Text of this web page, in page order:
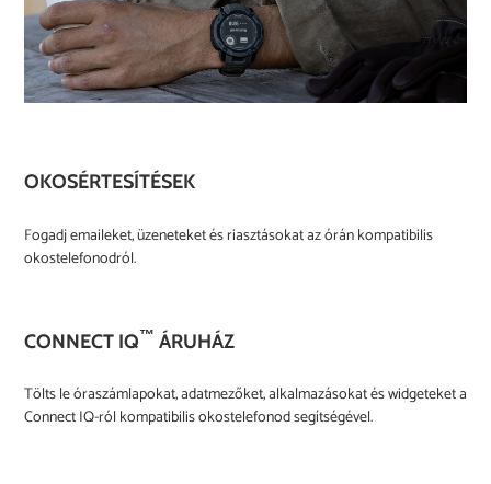
OKOSÉRTESÍTÉSEK
Fogadj emaileket, üzeneteket és riasztásokat az órán kompatibilis
okostelefonodról.
CONNECT IQ™ ÁRUHÁZ
Tölts le óraszámlapokat, adatmezőket, alkalmazásokat és widgeteket a
Connect IQ-ról kompatibilis okostelefonod segítségével.